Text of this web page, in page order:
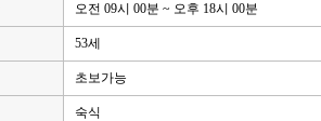
오전 09시 00분 ~ 오후 18시 00분
53세
초보가능
숙식